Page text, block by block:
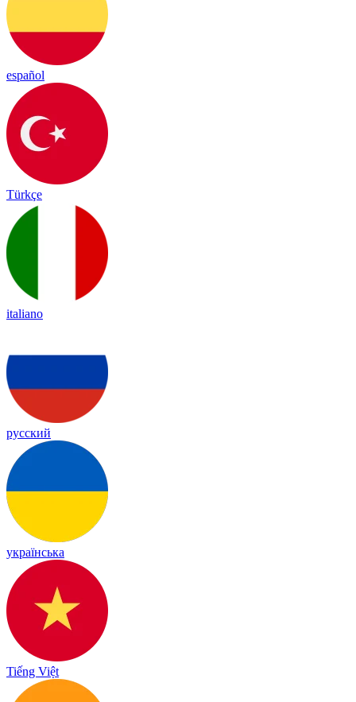
español
Türkçe
italiano
русский
українська
Tiếng Việt